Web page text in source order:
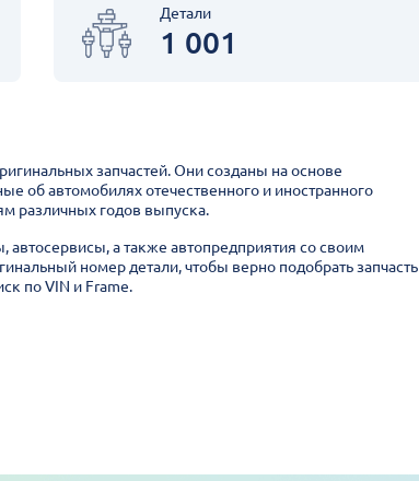
Детали
1 001
запчастей. Они созданы на основе
об автомобилях отечественного и иностранного
различных годов выпуска.
автосервисы, а также автопредприятия со своим
номер детали, чтобы верно подобрать запчасть
по VIN и Frame.